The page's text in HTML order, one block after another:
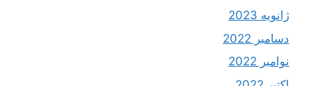
ژانویه 2023
دسامبر 2022
نوامبر 2022